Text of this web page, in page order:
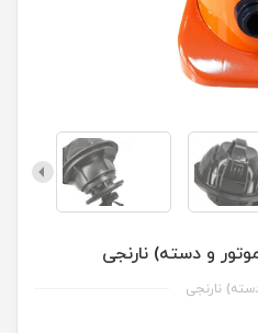
و دسته) نارنجی
نارنجی